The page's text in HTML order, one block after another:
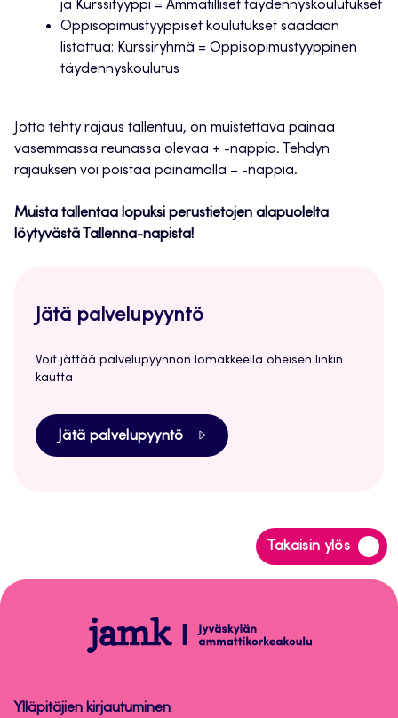
ja Kurssityyppi = Ammatilliset täydennyskoulutukset
Oppisopimustyyppiset koulutukset saadaan
listattua: Kurssiryhmä = Oppisopimustyyppinen
täydennyskoulutus
Jotta tehty rajaus tallentuu, on muistettava painaa
vasemmassa reunassa olevaa + -nappia. Tehdyn
rajauksen voi poistaa painamalla – -nappia.
Muista tallentaa lopuksi perustietojen alapuolelta
löytyvästä Tallenna-napista!
Jätä palvelupyyntö
Voit jättää palvelupyynnön lomakkeella oheisen linkin
kautta
Jätä palvelupyyntö
Takaisin ylös
Siirry
takaisin
Lyhytkurssi
Ylläpitäjien kirjautuminen